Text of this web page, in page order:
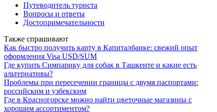
Путеводитель туриста
Вопросы и ответы
Достопримечательности
Также спрашивают
Как быстро получить карту в Капиталбанке: свежий опыт
оформления Visa USD/SUM
Где купить Симпарику для собак в Ташкенте и какие есть
альтернативы?
Проблемы при пересечении границы с двумя паспортами:
российским и узбекским
Где в Красногорске можно найти цветочные магазины с
хорошим ассортиментом?